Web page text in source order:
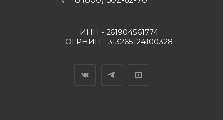
ИНН - 261904561774
ОГРНИП - 313265124100328